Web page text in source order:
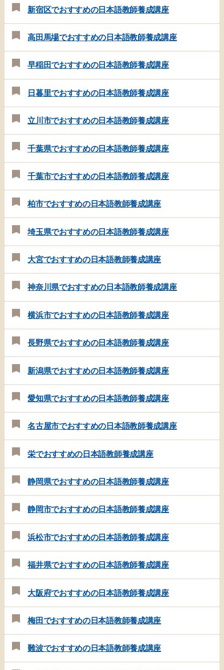
新宿区でおすすめの日本語教師養成講座
高田馬場でおすすめの日本語教師養成講座
早稲田でおすすめの日本語教師養成講座
日暮里でおすすめの日本語教師養成講座
立川市でおすすめの日本語教師養成講座
千葉県でおすすめの日本語教師養成講座
千葉市でおすすめの日本語教師養成講座
柏市でおすすめの日本語教師養成講座
埼玉県でおすすめの日本語教師養成講座
大宮でおすすめの日本語教師養成講座
神奈川県でおすすめの日本語教師養成講座
横浜市でおすすめの日本語教師養成講座
長野県でおすすめの日本語教師養成講座
新潟県でおすすめの日本語教師養成講座
愛知県でおすすめの日本語教師養成講座
名古屋市でおすすめの日本語教師養成講座
栄でおすすめの日本語教師養成講座
静岡県でおすすめの日本語教師養成講座
静岡市でおすすめの日本語教師養成講座
浜松市でおすすめの日本語教師養成講座
福井県でおすすめの日本語教師養成講座
大阪府でおすすめの日本語教師養成講座
梅田でおすすめの日本語教師養成講座
難波でおすすめの日本語教師養成講座